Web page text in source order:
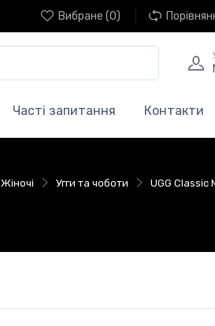
Вибране (0)
Часті запитання Контакти
Жіночі Угги та чоботи UGG Classic